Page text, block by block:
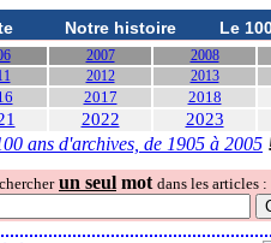
Notre histoire Le
2007
2008
2012 2013
2017 2018
2022 2023
ans d'archives, de 1905 à 2005
un seul mot dans les articles :